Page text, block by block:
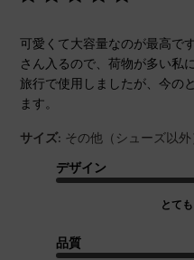
可愛くて大容量なのが最高で
さん入るので、荷物が多い私
旅行で使用しましたが、今の
ます。
サイズ: その他（シューズ以外
デザイン
とて
品質